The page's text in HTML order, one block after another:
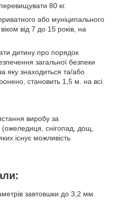
80 кг.
або муніципального
від 7 до 15 років, на
дитину про порядок
загальної безпеки
яку знаходиться та/або
становить 1,5 м. на всі
виробу за
снігопад, дощ,
існує можливість
завтовшки до 3,2 мм.